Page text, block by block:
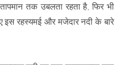
तक उबलता रहता है, फिर भी
इस रहस्यमई और मजेदार नदी के बारे